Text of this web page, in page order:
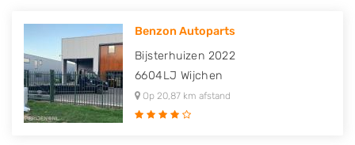
Benzon Autoparts
Bijsterhuizen 2022
6604LJ Wijchen
Op 20,87 km afstand